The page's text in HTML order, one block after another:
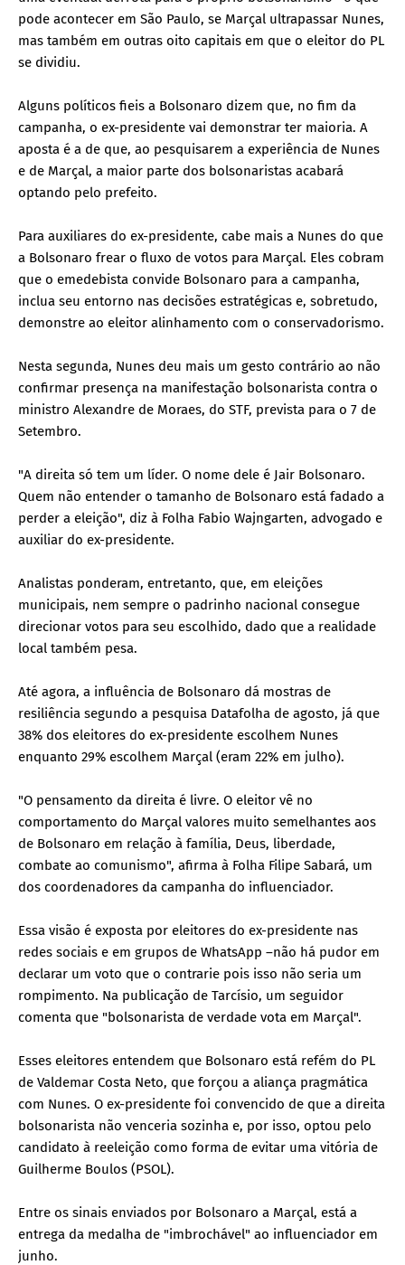
pode acontecer em São Paulo, se Marçal ultrapassar Nunes,
mas também em outras oito capitais em que o eleitor do PL
se dividiu.
Alguns políticos fieis a Bolsonaro dizem que, no fim da
campanha, o ex-presidente vai demonstrar ter maioria. A
aposta é a de que, ao pesquisarem a experiência de Nunes
e de Marçal, a maior parte dos bolsonaristas acabará
optando pelo prefeito.
Para auxiliares do ex-presidente, cabe mais a Nunes do que
a Bolsonaro frear o fluxo de votos para Marçal. Eles cobram
que o emedebista convide Bolsonaro para a campanha,
inclua seu entorno nas decisões estratégicas e, sobretudo,
demonstre ao eleitor alinhamento com o conservadorismo.
Nesta segunda, Nunes deu mais um gesto contrário ao não
confirmar presença na manifestação bolsonarista contra o
ministro Alexandre de Moraes, do STF, prevista para o 7 de
Setembro.
"A direita só tem um líder. O nome dele é Jair Bolsonaro.
Quem não entender o tamanho de Bolsonaro está fadado a
perder a eleição", diz à Folha Fabio Wajngarten, advogado e
auxiliar do ex-presidente.
Analistas ponderam, entretanto, que, em eleições
municipais, nem sempre o padrinho nacional consegue
direcionar votos para seu escolhido, dado que a realidade
local também pesa.
Até agora, a influência de Bolsonaro dá mostras de
resiliência segundo a pesquisa Datafolha de agosto, já que
38% dos eleitores do ex-presidente escolhem Nunes
enquanto 29% escolhem Marçal (eram 22% em julho).
"O pensamento da direita é livre. O eleitor vê no
comportamento do Marçal valores muito semelhantes aos
de Bolsonaro em relação à família, Deus, liberdade,
combate ao comunismo", afirma à Folha Filipe Sabará, um
dos coordenadores da campanha do influenciador.
Essa visão é exposta por eleitores do ex-presidente nas
redes sociais e em grupos de WhatsApp –não há pudor em
declarar um voto que o contrarie pois isso não seria um
rompimento. Na publicação de Tarcísio, um seguidor
comenta que "bolsonarista de verdade vota em Marçal".
Esses eleitores entendem que Bolsonaro está refém do PL
de Valdemar Costa Neto, que forçou a aliança pragmática
com Nunes. O ex-presidente foi convencido de que a direita
bolsonarista não venceria sozinha e, por isso, optou pelo
candidato à reeleição como forma de evitar uma vitória de
Guilherme Boulos (PSOL).
Entre os sinais enviados por Bolsonaro a Marçal, está a
entrega da medalha de "imbrochável" ao influenciador em
junho.